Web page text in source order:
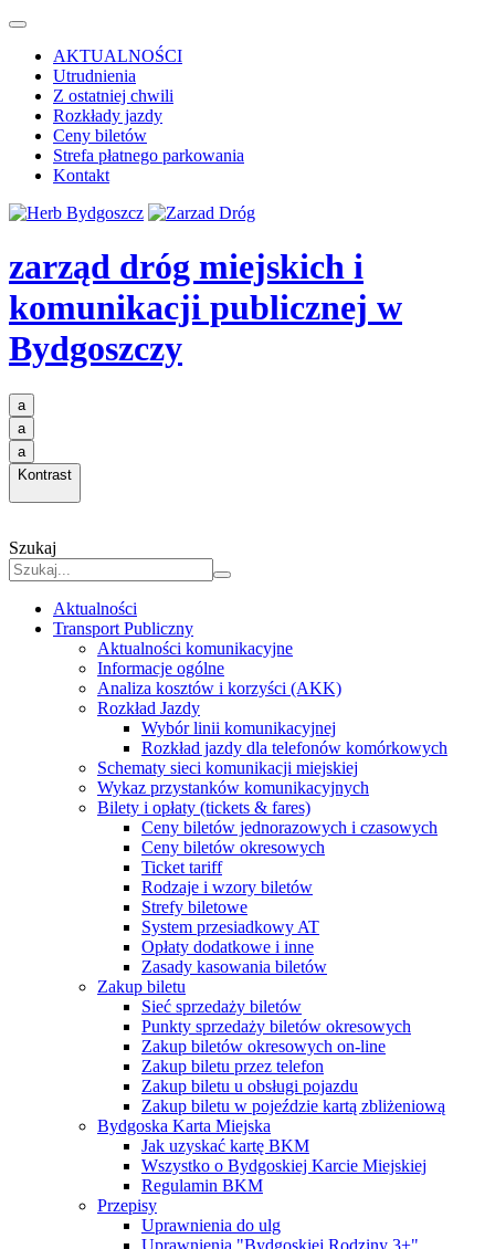
AKTUALNOŚCI
Utrudnienia
Z ostatniej chwili
Rozkłady jazdy
Ceny biletów
Strefa płatnego parkowania
Kontakt
zarząd dróg miejskich i
komunikacji publicznej w
Bydgoszczy
a
a
a
Kontrast
Szukaj
Aktualności
Transport Publiczny
Aktualności komunikacyjne
Informacje ogólne
Analiza kosztów i korzyści (AKK)
Rozkład Jazdy
Wybór linii komunikacyjnej
Rozkład jazdy dla telefonów komórkowych
Schematy sieci komunikacji miejskiej
Wykaz przystanków komunikacyjnych
Bilety i opłaty (tickets & fares)
Ceny biletów jednorazowych i czasowych
Ceny biletów okresowych
Ticket tariff
Rodzaje i wzory biletów
Strefy biletowe
System przesiadkowy AT
Opłaty dodatkowe i inne
Zasady kasowania biletów
Zakup biletu
Sieć sprzedaży biletów
Punkty sprzedaży biletów okresowych
Zakup biletów okresowych on-line
Zakup biletu przez telefon
Zakup biletu u obsługi pojazdu
Zakup biletu w pojeździe kartą zbliżeniową
Bydgoska Karta Miejska
Jak uzyskać kartę BKM
Wszystko o Bydgoskiej Karcie Miejskiej
Regulamin BKM
Przepisy
Uprawnienia do ulg
Uprawnienia "Bydgoskiej Rodziny 3+"